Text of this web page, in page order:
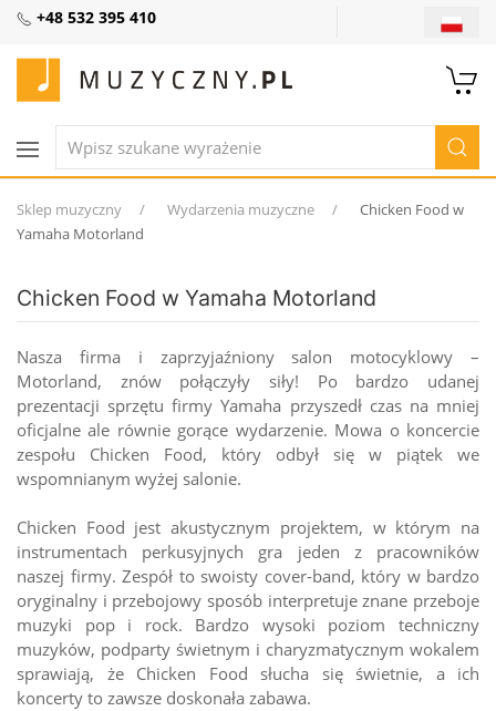
+48 532 395 410
Sklep muzyczny Wydarzenia muzyczne
Chicken Food w
Yamaha Motorland
Chicken Food w Yamaha Motorland
Nasza firma i zaprzyjaźniony salon motocyklowy –
Motorland, znów połączyły siły! Po bardzo udanej
prezentacji sprzętu firmy Yamaha przyszedł czas na mniej
oficjalne ale równie gorące wydarzenie. Mowa o koncercie
zespołu Chicken Food, który odbył się w piątek we
wspomnianym wyżej salonie.
Chicken Food jest akustycznym projektem, w którym na
instrumentach perkusyjnych gra jeden z pracowników
naszej firmy. Zespół to swoisty cover-band, który w bardzo
oryginalny i przebojowy sposób interpretuje znane przeboje
muzyki pop i rock. Bardzo wysoki poziom techniczny
muzyków, podparty świetnym i charyzmatycznym wokalem
sprawiają, że Chicken Food słucha się świetnie, a ich
koncerty to zawsze doskonała zabawa.